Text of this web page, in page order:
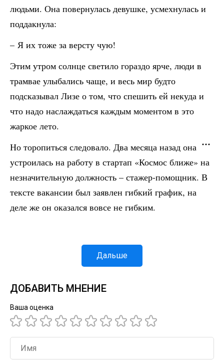
людьми. Она повернулась девушке, усмехнулась и
поддакнула:
– Я их тоже за версту чую!
Этим утром солнце светило гораздо ярче, люди в
трамвае улыбались чаще, и весь мир будто
подсказывал Лизе о том, что спешить ей некуда и
что надо наслаждаться каждым моментом в это
жаркое лето.
Но торопиться следовало. Два месяца назад она
устроилась на работу в стартап «Космос ближе» на
незначительную должность – стажер-помощник. В
тексте вакансии был заявлен гибкий график, на
деле же он оказался вовсе не гибким.
Дальше
ДОБАВИТЬ МНЕНИЕ
Ваша оценка